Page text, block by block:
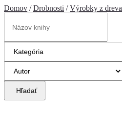
Domov /Drobnosti /Výrobky z dreva
Hľadať